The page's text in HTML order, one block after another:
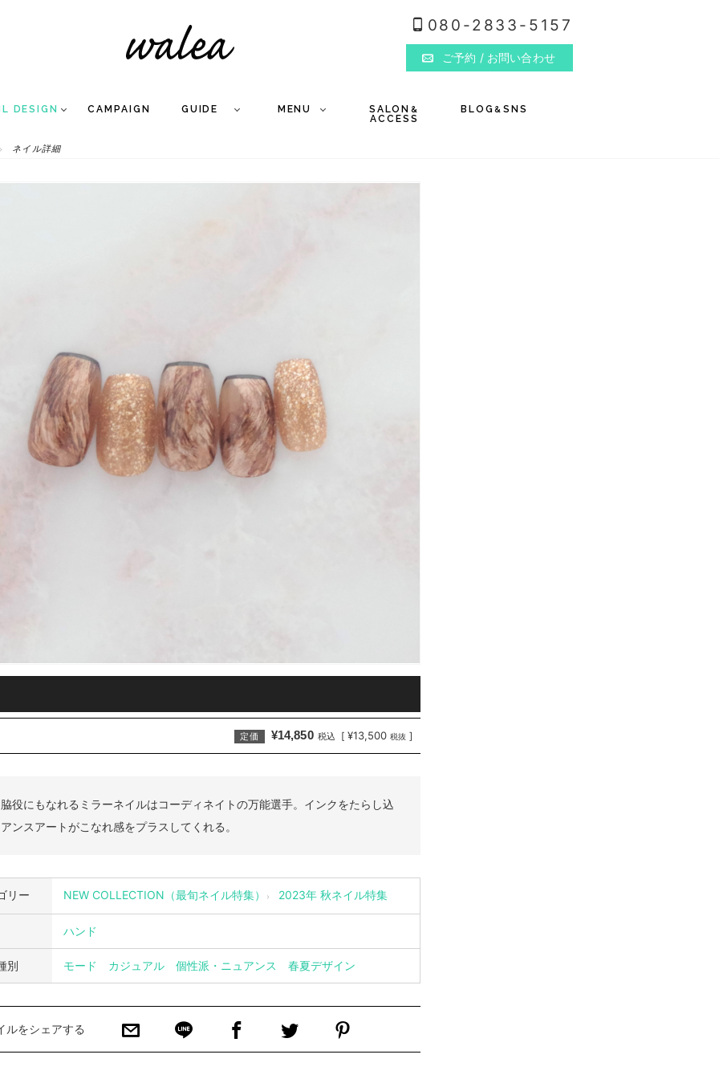
080-2833-5157
ご予約 / お問い合わせ
DESIGN CAMPAIGN GUIDE
Q
A
MENU
WEDDING NAIL
SALON &
ACCESS
BLOG & SNS
ネイル詳細
定価 ¥14,850 税込 [ ¥13,500 税抜 ]
役にもなれるミラーネイルはコーディネイトの万能選手。インクをたらし込
ンスアートがこなれ感をプラスしてくれる。
リー NEW COLLECTION（最旬ネイル特集） 2023年 秋ネイル特集
ハンド
別 モード カジュアル 個性派・ニュアンス 春夏デザイン
ルをシェアする